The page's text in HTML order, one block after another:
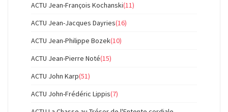
ACTU Jean-François Kochanski(11)
ACTU Jean-Jacques Dayries(16)
ACTU Jean-Philippe Bozek(10)
ACTU Jean-Pierre Noté(15)
ACTU John Karp(51)
ACTU John-Frédéric Lippis(7)